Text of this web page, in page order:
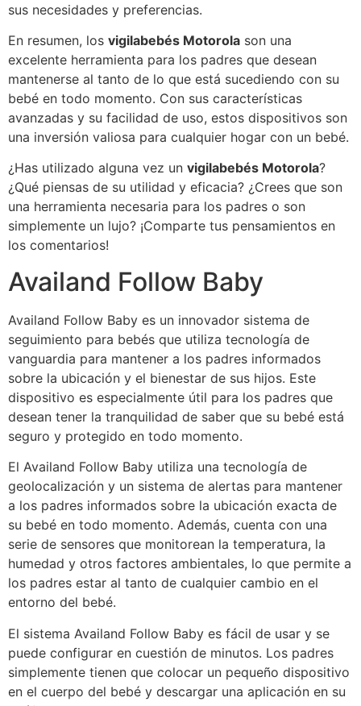
sus necesidades y preferencias.
En resumen, los vigilabebés Motorola son una
excelente herramienta para los padres que desean
mantenerse al tanto de lo que está sucediendo con su
bebé en todo momento. Con sus características
avanzadas y su facilidad de uso, estos dispositivos son
una inversión valiosa para cualquier hogar con un bebé.
¿Has utilizado alguna vez un vigilabebés Motorola?
¿Qué piensas de su utilidad y eficacia? ¿Crees que son
una herramienta necesaria para los padres o son
simplemente un lujo? ¡Comparte tus pensamientos en
los comentarios!
Availand Follow Baby
Availand Follow Baby es un innovador sistema de
seguimiento para bebés que utiliza tecnología de
vanguardia para mantener a los padres informados
sobre la ubicación y el bienestar de sus hijos. Este
dispositivo es especialmente útil para los padres que
desean tener la tranquilidad de saber que su bebé está
seguro y protegido en todo momento.
El Availand Follow Baby utiliza una tecnología de
geolocalización y un sistema de alertas para mantener
a los padres informados sobre la ubicación exacta de
su bebé en todo momento. Además, cuenta con una
serie de sensores que monitorean la temperatura, la
humedad y otros factores ambientales, lo que permite a
los padres estar al tanto de cualquier cambio en el
entorno del bebé.
El sistema Availand Follow Baby es fácil de usar y se
puede configurar en cuestión de minutos. Los padres
simplemente tienen que colocar un pequeño dispositivo
en el cuerpo del bebé y descargar una aplicación en su